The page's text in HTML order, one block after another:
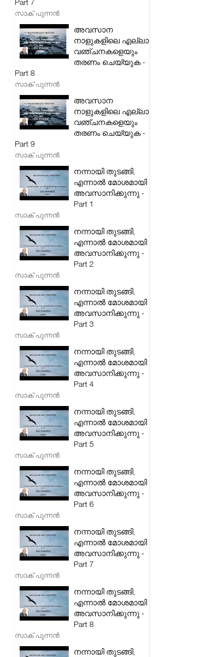
Part 7
സാക് പുന്നൻ
അവസാന
നാളുകളിലെ എല്ലാ
വഞ്ചനകളെയും
തരണം ചെയ്യുക -
Part 8
സാക് പുന്നൻ
അവസാന
നാളുകളിലെ എല്ലാ
വഞ്ചനകളെയും
തരണം ചെയ്യുക -
Part 9
സാക് പുന്നൻ
നന്നായി തുടങ്ങി,
എന്നാൽ മോശമായി
അവസാനിക്കുന്നു -
Part 1
സാക് പുന്നൻ
നന്നായി തുടങ്ങി,
എന്നാൽ മോശമായി
അവസാനിക്കുന്നു -
Part 2
സാക് പുന്നൻ
നന്നായി തുടങ്ങി,
എന്നാൽ മോശമായി
അവസാനിക്കുന്നു -
Part 3
സാക് പുന്നൻ
നന്നായി തുടങ്ങി,
എന്നാൽ മോശമായി
അവസാനിക്കുന്നു -
Part 4
സാക് പുന്നൻ
നന്നായി തുടങ്ങി,
എന്നാൽ മോശമായി
അവസാനിക്കുന്നു -
Part 5
സാക് പുന്നൻ
നന്നായി തുടങ്ങി,
എന്നാൽ മോശമായി
അവസാനിക്കുന്നു -
Part 6
സാക് പുന്നൻ
നന്നായി തുടങ്ങി,
എന്നാൽ മോശമായി
അവസാനിക്കുന്നു -
Part 7
സാക് പുന്നൻ
നന്നായി തുടങ്ങി,
എന്നാൽ മോശമായി
അവസാനിക്കുന്നു -
Part 8
സാക് പുന്നൻ
നന്നായി തുടങ്ങി,